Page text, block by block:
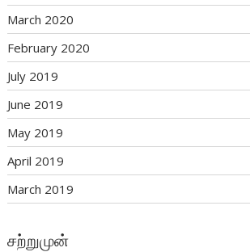
March 2020
February 2020
July 2019
June 2019
May 2019
April 2019
March 2019
சற்றுமுன்